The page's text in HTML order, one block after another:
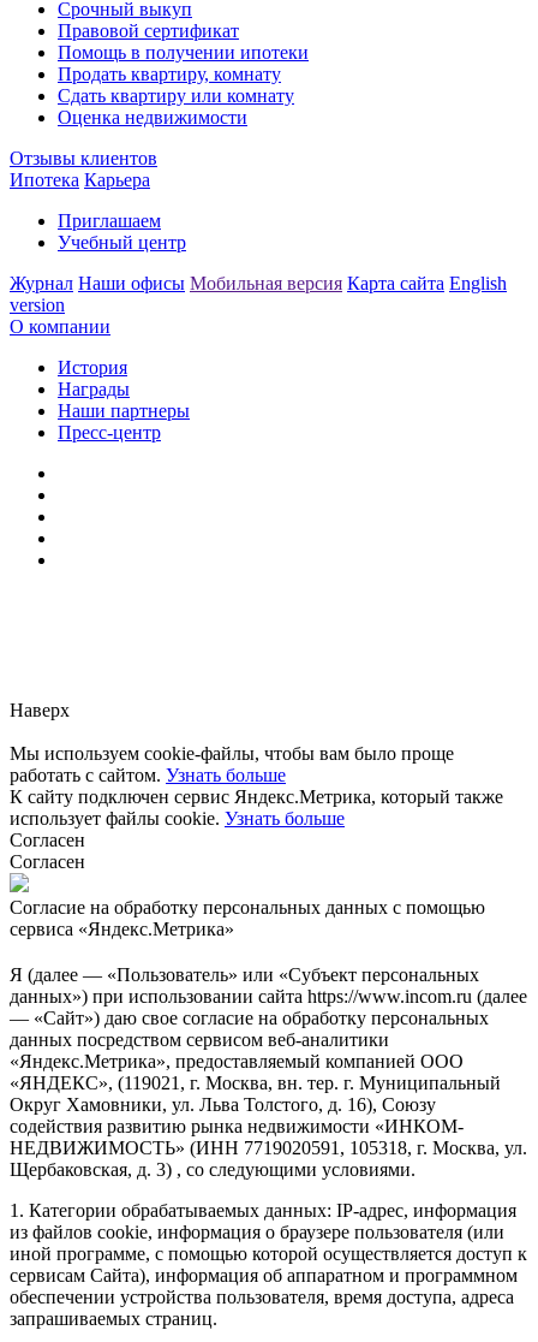
Срочный выкуп
Правовой сертификат
Помощь в получении ипотеки
Продать квартиру, комнату
Сдать квартиру или комнату
Оценка недвижимости
Отзывы клиентов
Ипотека Карьера
Приглашаем
Учебный центр
Журнал Наши офисы Мобильная версия Карта сайта English
version
О компании
История
Награды
Наши партнеры
Пресс-центр
Наверх
Мы используем cookie-файлы, чтобы вам было проще
работать с сайтом. Узнать больше
К сайту подключен сервис Яндекс.Метрика, который также
использует файлы cookie. Узнать больше
Согласен
Согласен
Согласие на обработку персональных данных с помощью
сервиса «Яндекс.Метрика»
Я (далее — «Пользователь» или «Субъект персональных
данных») при использовании сайта https://www.incom.ru (далее
— «Сайт») даю свое согласие на обработку персональных
данных посредством сервисом веб-аналитики
«Яндекс.Метрика», предоставляемый компанией ООО
«ЯНДЕКС», (119021, г. Москва, вн. тер. г. Муниципальный
Округ Хамовники, ул. Льва Толстого, д. 16), Союзу
содействия развитию рынка недвижимости «ИНКОМ-
НЕДВИЖИМОСТЬ» (ИНН 7719020591, 105318, г. Москва, ул.
Щербаковская, д. 3) , со следующими условиями.
1. Категории обрабатываемых данных: IP-адрес, информация
из файлов cookie, информация о браузере пользователя (или
иной программе, с помощью которой осуществляется доступ к
сервисам Сайта), информация об аппаратном и программном
обеспечении устройства пользователя, время доступа, адреса
запрашиваемых страниц.